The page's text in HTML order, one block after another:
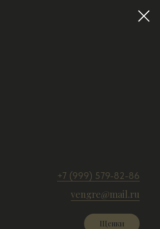
+7 (999) 579-82-86
vengre@mail.ru
Щенки